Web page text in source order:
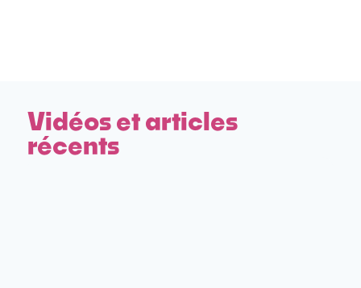
Vidéos et articles
récents